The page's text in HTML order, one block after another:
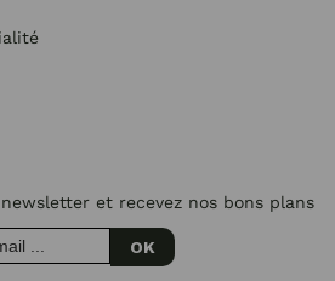
et recevez nos bons plans
OK